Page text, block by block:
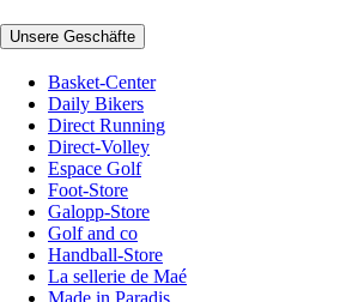
Unsere Geschäfte
Basket-Center
Daily Bikers
Direct Running
Direct-Volley
Espace Golf
Foot-Store
Galopp-Store
Golf and co
Handball-Store
La sellerie de Maé
Made in Paradis